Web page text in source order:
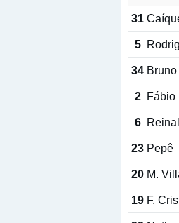
31
5
34
2 Fábio
6
23 Pepê
20 M.
19 F.